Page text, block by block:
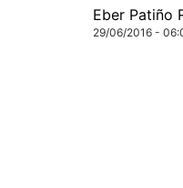
Eber Patiño
29/06/2016 -